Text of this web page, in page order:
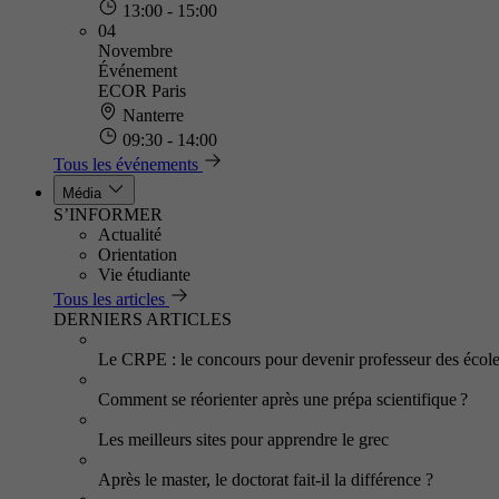
13:00 - 15:00
04
Novembre
Événement
ECOR Paris
Nanterre
09:30 - 14:00
Tous les événements
Média
S’INFORMER
Actualité
Orientation
Vie étudiante
Tous les articles
DERNIERS ARTICLES
Le CRPE : le concours pour devenir professeur des
Comment se réorienter après une prépa scientifique ?
Les meilleurs sites pour apprendre le grec
Après le master, le doctorat fait-il la différence ?